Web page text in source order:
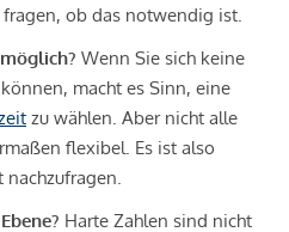
ob das notwendig ist.
Wenn Sie sich keine
macht es Sinn, eine
zu wählen. Aber nicht alle
flexibel. Es ist also
Harte Zahlen sind nicht